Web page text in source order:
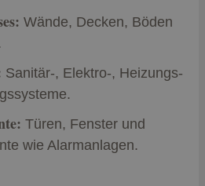
Wände, Decken, Böden
Sanitär-, Elektro-, Heizungs-
Türen, Fenster und
wie Alarmanlagen.